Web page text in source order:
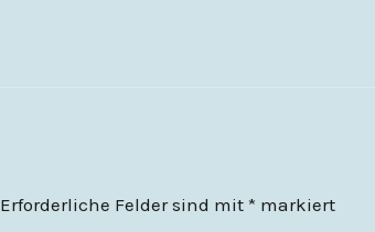
Erforderliche Felder sind mit * markiert